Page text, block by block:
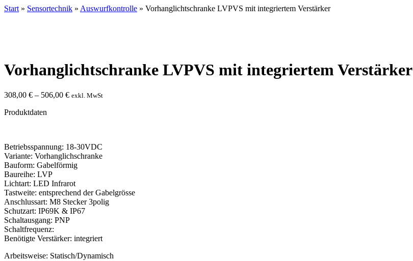
Start » Sensortechnik » Auswurfkontrolle » Vorhanglichtschranke LVPVS mit integriertem Verstärker
Vorhanglichtschranke LVPVS mit integriertem Verstärker
308,00 € – 506,00 € exkl. MwSt
Produktdaten
Betriebsspannung: 18-30VDC
Variante: Vorhanglichschranke
Bauform: Gabelförmig
Baureihe: LVP
Lichtart: LED Infrarot
Tastweite: entsprechend der Gabelgrösse
Anschlussart: M8 Stecker 3polig
Schutzart: IP69K & IP67
Schaltausgang: PNP
Schaltfrequenz:
Benötigte Verstärker: integriert
Arbeitsweise: Statisch/Dynamisch